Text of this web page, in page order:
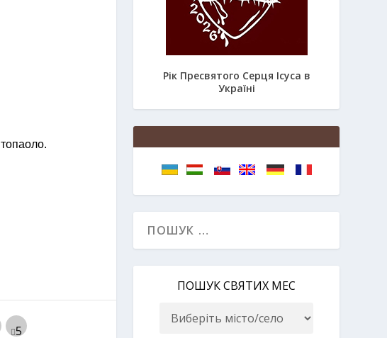
Рік Пресвятого Серця Ісуса в
Україні
ПОШУК СВЯТИХ МЕС